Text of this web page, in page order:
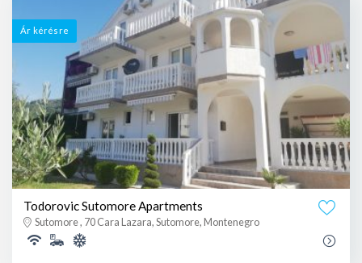
Ár kérésre
Todorovic Sutomore Apartments
Sutomore , 70 Cara Lazara, Sutomore, Montenegro